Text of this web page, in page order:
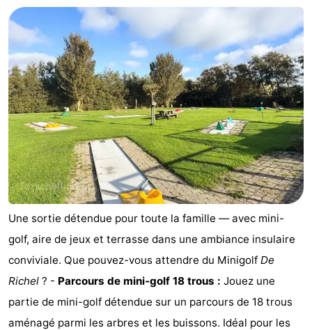
Une sortie détendue pour toute la famille — avec mini-
golf, aire de jeux et terrasse dans une ambiance insulaire
conviviale. Que pouvez-vous attendre du Minigolf De
Richel ? - Parcours de mini-golf 18 trous : Jouez une
partie de mini-golf détendue sur un parcours de 18 trous
aménagé parmi les arbres et les buissons. Idéal pour les